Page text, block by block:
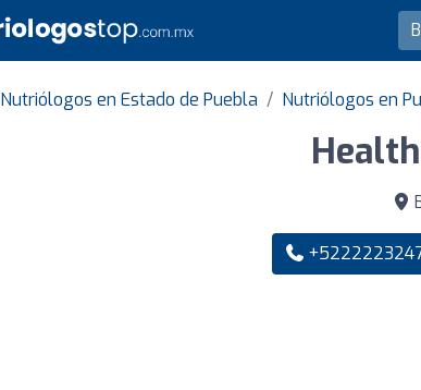
Nutriólogos en Estado de Puebla Nutriólogos en